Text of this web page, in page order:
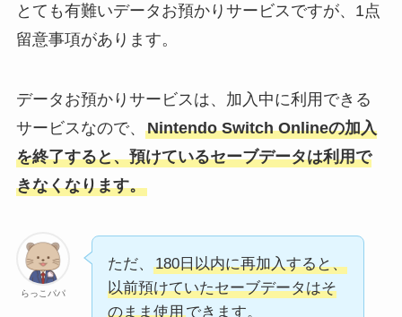
とても有難いデータお預かりサービスですが、1点
留意事項があります。
データお預かりサービスは、加入中に利用できる
サービスなので、 Nintendo Switch Onlineの加入
を終了すると、預けているセーブデータは利用で
きなくなります。
らっこパパ
ただ、
180日以内に再加入すると、
以前預けていたセーブデータはそ
のまま使用できます。